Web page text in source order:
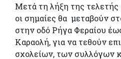
Μετά τη λήξη της τελετής
οι σημαίες θα μεταβούν
στην οδό Ρήγα Φεραίου
Καραολή, για να τεθούν
σχολείων, των συλλόγων